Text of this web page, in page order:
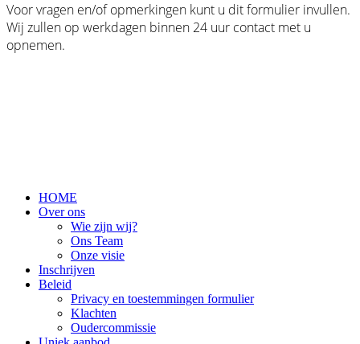
Voor vragen en/of opmerkingen kunt u dit formulier invullen.
Wij zullen op werkdagen binnen 24 uur contact met u
opnemen.
HOME
Over ons
Wie zijn wij?
Ons Team
Onze visie
Inschrijven
Beleid
Privacy en toestemmingen formulier
Klachten
Oudercommissie